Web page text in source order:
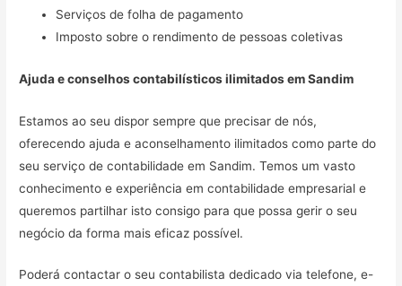
Serviços de folha de pagamento
Imposto sobre o rendimento de pessoas coletivas
Ajuda e conselhos contabilísticos ilimitados emSandim
Estamos ao seu dispor sempre que precisar de nós,
oferecendo ajuda e aconselhamento ilimitados como parte do
seu serviço de contabilidade em Sandim. Temos um vasto
conhecimento e experiência em contabilidade empresarial e
queremos partilhar isto consigo para que possa gerir o seu
negócio da forma mais eficaz possível.
Poderá contactar o seu contabilista dedicado via telefone, e-